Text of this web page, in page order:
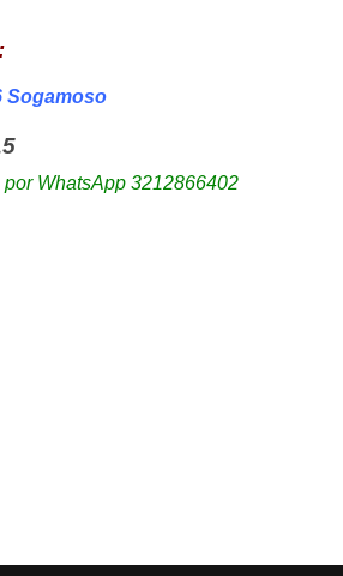
Sogamoso
WhatsApp 3212866402